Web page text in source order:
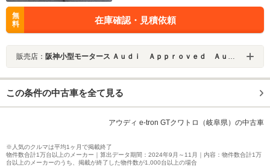
無
料
在庫確認・見積依頼
販売店： 阪神小型モータース Ａｕｄｉ Ａｐｐｒｏｖｅｄ Ａｕｔｏｍｏｂｉｌｅ姫路
この条件の中古車を全て見る
アウディ e-tron GTクワトロ（岐阜県）の中古車
※人気のクルマは平均1ヶ月で掲載終了
物件数合計1万台以上のメーカー｜算出データ期間：2024年9月～11月｜内容：物件数合計1万
台以上のメーカーのうち、掲載が終了した物件数が1,000台以上の場合